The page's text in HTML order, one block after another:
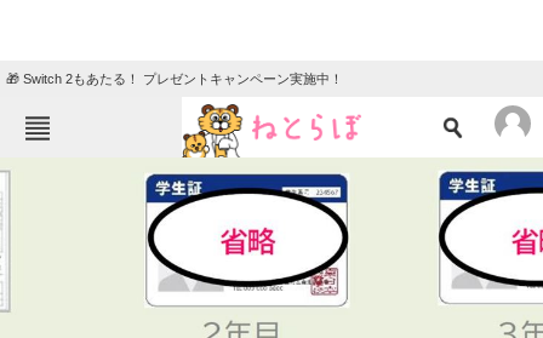
🎁 Switch 2もあたる！ プレゼントキャンペーン実施中！
ニュース
地域